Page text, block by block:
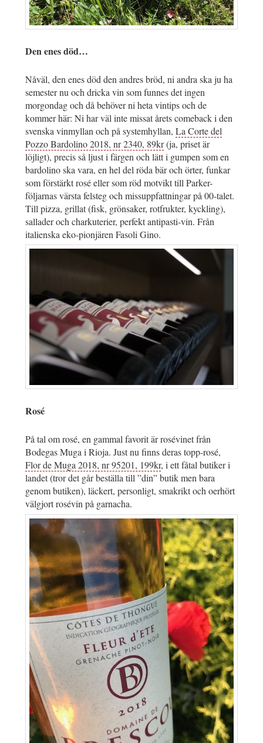
Den enes död…
Nåväl, den enes död den andres bröd, ni andra ska ju ha
semester nu och dricka vin som funnes det ingen
morgondag och då behöver ni heta vintips och de
kommer här: Ni har väl inte missat årets comeback i den
svenska vinmyllan och på systemhyllan, La Corte del
Pozzo Bardolino 2018, nr 2340, 89kr(ja, priset är
löjligt), precis så ljust i färgen och lätt i gumpen som en
bardolino ska vara, en hel del röda bär och örter, funkar
som förstärkt rosé eller som röd motvikt till Parker-
följarnas värsta felsteg och missuppfattningar på 00-talet.
Till pizza, grillat (fisk, grönsaker, rotfrukter, kyckling),
sallader och charkuterier, perfekt antipasti-vin. Från
italienska eko-pionjären Fasoli Gino.
Rosé
På tal om rosé, en gammal favorit är rosévinet från
Bodegas Muga i Rioja. Just nu finns deras topp-rosé,
Flor de Muga 2018, nr 95201, 199kr, i ett fåtal butiker i
landet (tror det går beställa till ”din” butik men bara
genom butiken), läckert, personligt, smakrikt och oerhört
välgjort rosévin på garnacha.